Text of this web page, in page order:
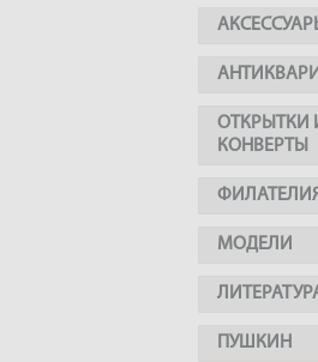
ОТКРЫТКИ
КОНВЕРТЫ
МОДЕЛИ
ПУШКИН